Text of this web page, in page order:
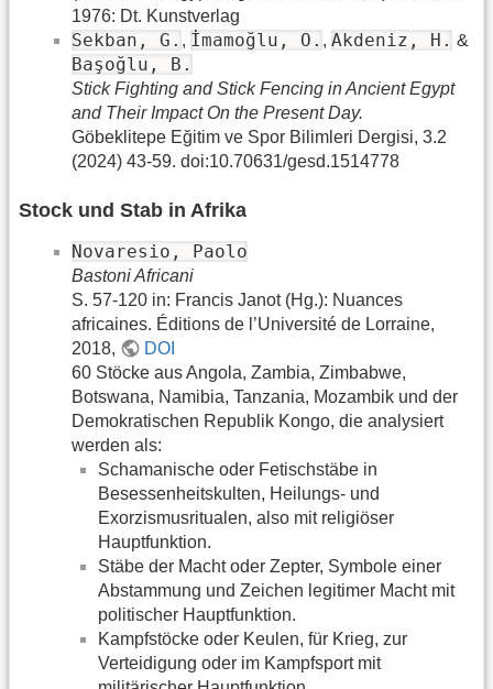
1976: Dt. Kunstverlag
Sekban, G. , İmamoğlu, O. , Akdeniz, H. &
Başoğlu, B.
Stick Fighting and Stick Fencing in Ancient Egypt
and Their Impact On the Present Day.
Göbeklitepe Eğitim ve Spor Bilimleri Dergisi, 3.2
(2024) 43-59. doi:10.70631/gesd.1514778
Stock und Stab in Afrika
Novaresio, Paolo
Bastoni Africani
S. 57-120 in: Francis Janot (Hg.): Nuances
africaines. Éditions de l’Université de Lorraine,
2018,
DOI
60 Stöcke aus Angola, Zambia, Zimbabwe,
Botswana, Namibia, Tanzania, Mozambik und der
Demokratischen Republik Kongo, die analysiert
werden als:
Schamanische oder Fetischstäbe in
Besessenheitskulten, Heilungs- und
Exorzismusritualen, also mit religiöser
Hauptfunktion.
Stäbe der Macht oder Zepter, Symbole einer
Abstammung und Zeichen legitimer Macht mit
politischer Hauptfunktion.
Kampfstöcke oder Keulen, für Krieg, zur
Verteidigung oder im Kampfsport mit